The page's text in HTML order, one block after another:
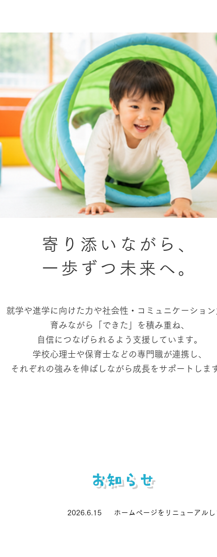
寄り添いながら、
一歩ずつ未来へ。
就学や進学に向けた力や社会性・コミュニケーショ
育みながら「できた」を積み重ね、
自信につなげられるよう 支援しています。
学校心理士や保育士などの専門職が連携し、
それぞれの強みを伸ばしながら成長をサポートしま
​お知らせ
​2026.6.15 ホームページをリニューアルし